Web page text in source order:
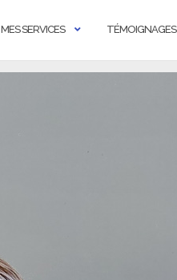
MES SERVICES TÉMOIGNAGES